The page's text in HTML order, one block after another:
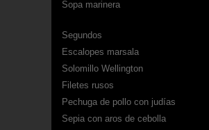
Sopa marinera
Segundos
Escalopes marsala
Solomillo Wellington
Filetes rusos
Pechuga de pollo con judías
Sepia con aros de cebolla